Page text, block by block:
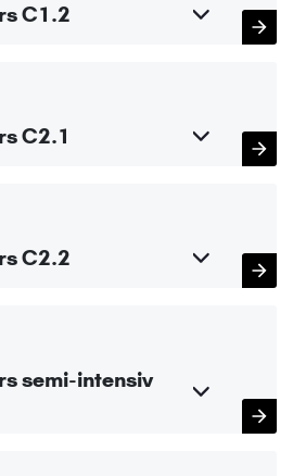
C1.2
C2.1
C2.2
semi-intensiv